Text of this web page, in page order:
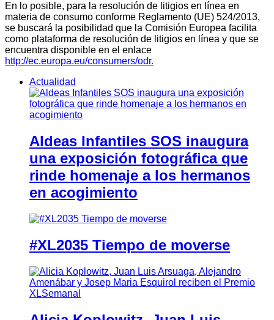
En lo posible, para la resolución de litigios en línea en
materia de consumo conforme Reglamento (UE) 524/2013,
se buscará la posibilidad que la Comisión Europea facilita
como plataforma de resolución de litigios en línea y que se
encuentra disponible en el enlace
http://ec.europa.eu/consumers/odr.
Actualidad
Aldeas Infantiles SOS inaugura
una exposición fotográfica que
rinde homenaje a los hermanos
en acogimiento
#XL2035 Tiempo de moverse